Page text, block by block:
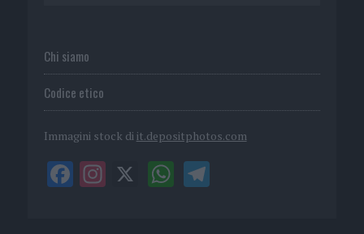
Chi siamo
Codice etico
Immagini stock di it.depositphotos.com